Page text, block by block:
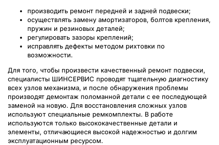
производить ремонт передней и задней подвески;
осуществлять замену амортизаторов, болтов крепления,
пружин и резиновых деталей;
регулировать зазоры креплений;
исправлять дефекты методом рихтовки по
возможности.
Для того, чтобы произвести качественный ремонт подвески,
специалисты ШИНСЕРВИС проводят тщательную диагностику
всех узлов механизма, и после обнаружения проблемы
производят демонтаж поломанной детали с ее последующей
заменой на новую. Для восстановления сложных узлов
используют специальные ремкомплекты. В работе
используются только высококачественные детали и
элементы, отличающиеся высокой надежностью и долгим
эксплуатационным ресурсом.